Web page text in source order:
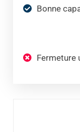
Bonne
Fermeture